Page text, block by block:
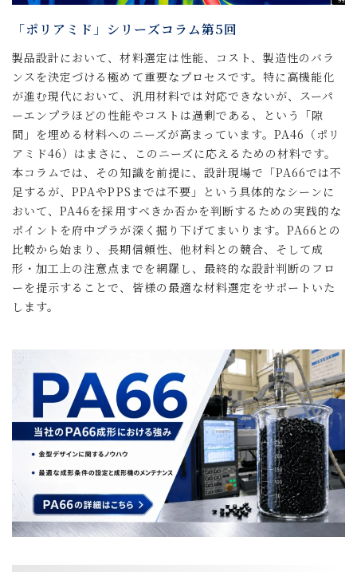
「ポリアミド」シリーズコラム第5回
製品設計において、材料選定は性能、コスト、製造性のバラ
ンスを決定づける極めて重要なプロセスです。特に高機能化
が進む現代において、汎用材料では対応できないが、スーパ
ーエンプラほどの性能やコストは過剰である、という「隙
間」を埋める材料へのニーズが高まっています。PA46（ポリ
アミド46）はまさに、このニーズに応えるための材料です。
本コラムでは、その知識を前提に、設計現場で「PA66では不
足するが、PPAやPPSまでは不要」という具体的なシーンに
おいて、PA46を採用すべきか否かを判断するための実践的な
ポイントを府中プラが深く掘り下げてまいります。PA66との
比較から始まり、長期信頼性、他材料との競合、そして成
形・加工上の注意点までを網羅し、最終的な設計判断のフロ
ーを提示することで、皆様の最適な材料選定をサポートいた
します。